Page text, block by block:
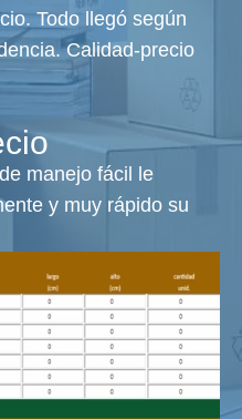
Todo llegó según
Calidad-precio
manejo fácil le
y muy rápido su